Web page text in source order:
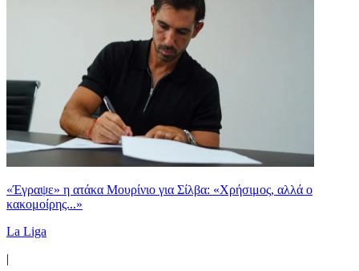
«Έγραψε» η ατάκα Μουρίνιο για Σίλβα: «Χρήσιμος, αλλά ο
κακομοίρης...»
La Liga
|